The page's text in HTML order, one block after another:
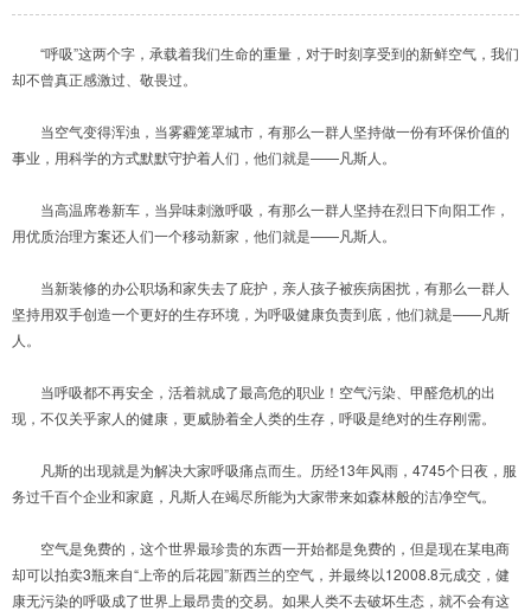
“呼吸”这两个字，承载着我们生命的重量，对于时刻享受到的新鲜空气，我们
却不曾真正感激过、敬畏过。
当空气变得浑浊，当雾霾笼罩城市，有那么一群人坚持做一份有环保价值的
事业，用科学的方式默默守护着人们，他们就是——凡斯人。
当高温席卷新车，当异味刺激呼吸，有那么一群人坚持在烈日下向阳工作，
用优质治理方案还人们一个移动新家，他们就是——凡斯人。
当新装修的办公职场和家失去了庇护，亲人孩子被疾病困扰，有那么一群人
坚持用双手创造一个更好的生存环境，为呼吸健康负责到底，他们就是——凡斯
人。
当呼吸都不再安全，活着就成了最高危的职业！空气污染、甲醛危机的出
现，不仅关乎家人的健康，更威胁着全人类的生存，呼吸是绝对的生存刚需。
凡斯的出现就是为解决大家呼吸痛点而生。历经13年风雨，4745个日夜，服
务过千百个企业和家庭，凡斯人在竭尽所能为大家带来如森林般的洁净空气。
空气是免费的，这个世界最珍贵的东西一开始都是免费的，但是现在某电商
却可以拍卖3瓶来自“上帝的后花园”新西兰的空气，并最终以12008.8元成交，健
康无污染的呼吸成了世界上最昂贵的交易。如果人类不去破坏生态，就不会有这